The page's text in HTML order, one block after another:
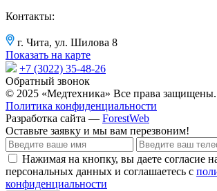
Контакты:
г. Чита, ул. Шилова 8
Показать на карте
+7 (3022) 35-48-26
Обратный звонок
© 2025 «Медтехника» Все права защищены.
Политика конфиденциальности
Разработка сайта — ForestWeb
Оставьте заявку и мы вам перезвоним!
Нажимая на кнопку, вы даете согласие
персональных данных и соглашаетесь с
конфиденциальности